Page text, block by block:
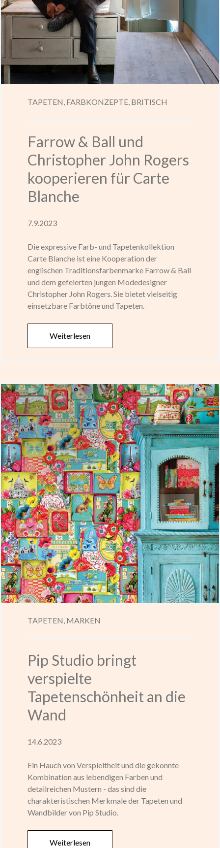
TAPETEN, FARBKONZEPTE, BRITISCH
Farrow & Ball und
Christopher John Rogers
kooperieren für Carte
Blanche
7.9.2023
Die expressive Farb- und Tapetenkollektion
Carte Blanche ist eine Kooperation der
englischen Traditionsfarbenmarke Farrow & Ball
und dem gefeierten jungen Modedesigner
Christopher John Rogers. Sie bietet vielseitig
einsetzbare Farbtöne und Tapeten.
Weiterlesen
TAPETEN, MARKEN
Pip Studio bringt
verspielte
Tapetenschönheit an die
Wand
14.6.2023
Ein Hauch von Verspieltheit und die gekonnte
Kombination aus lebendigen Farben und
detailreichen Mustern - das sind die
charakteristischen Merkmale der Tapeten und
Wandbilder von Pip Studio.
Weiterlesen